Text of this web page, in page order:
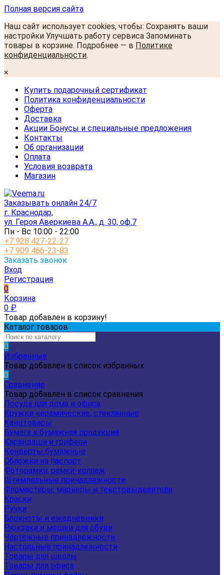
Полная версия сайта
Наш сайт использует cookies, чтобы: Сохранять ваши
настройки Улучшать работу сервиса Запоминать
товары в корзине. Подробнее — в Политике
конфиденциальности.
×
Купить подарочный сертификат
Политика конфиденциальности
Оферта
Доставка
Акции Бонусы и специальные предложения
Контакты
Об организации
Оплата
Условия возврата
Магазин
Заказывать онлайн 24/7
г. Краснодар,
ул. Героя Аверкиева А.А., д. 30, оф.7
Пн - Вс 10:00 - 22:00
+7 928 427-22-27
+7 909 466-23-83
Заказать звонок
Вход
Регистрация
0
Корзина
0 ₽
Товар добавлен в корзину!
Каталог товаров
0
Избранные
Товар добавлен в список избранных
0
Сравнение
Товар добавлен в список сравнения
Посуда для дома и офиса
Кружки керамические, стеклянные
Канцтовары
Бумага и бумажная продукция
Карандаши и грифели
Конверты бумажные
Обложки на паспорт
Фоторамки, рамки-коллаж
Штемпельные принадлежности
Фломастеры, маркеры и текстовыделители
Краски
Ручки
Блокноты и ежедневники
Рюкзаки и мешки для обуви
Чертежные принадлежности
Настольные принадлежности
Товары для школы
Товары для офиса